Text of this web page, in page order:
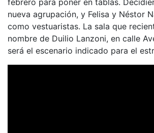
febrero para poner en tablas.
nueva agrupación, y Felisa y Néstor
como vestuaristas. La sala que
nombre de Duilio Lanzoni, en calle
será el escenario indicado para el